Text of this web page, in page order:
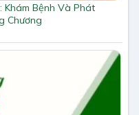
Khám Bệnh Và Phát
Chương